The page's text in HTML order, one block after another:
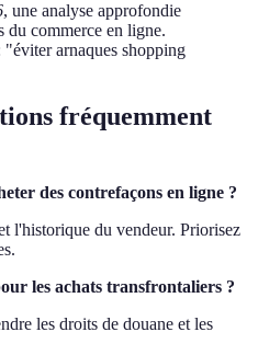
, une analyse approfondie
du commerce en ligne.
arnaques shopping
fréquemment
des contrefaçons en ligne ?
l'historique du vendeur. Priorisez
les achats transfrontaliers ?
les droits de douane et les